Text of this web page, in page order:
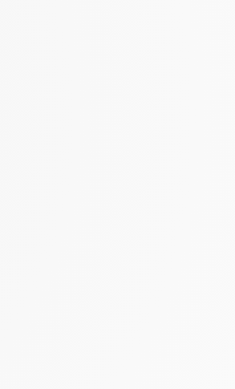
en garantissant la conformité avec